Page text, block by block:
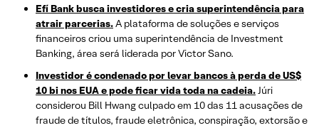
Efí Bank busca investidores e cria superintendência para
atrair parcerias.A plataforma de soluções e serviços
financeiros criou uma superintendência de Investment
Banking, área será liderada por Victor Sano.
Investidor é condenado por levar bancos à perda de US$
10 bi nos EUA e pode ficar vida toda na cadeia.Júri
considerou Bill Hwang culpado em 10 das 11 acusações de
fraude de títulos, fraude eletrônica, conspiração, extorsão e